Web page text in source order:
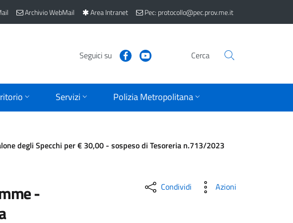
Archivio WebMail Area Intranet Pec: protocollo@pec.prov.me.it
Seguici su Cerca
Servizi Polizia Metropolitana
degli Specchi per € 30,00 - sospeso di Tesoreria n.713/2023
-
Condividi Azioni